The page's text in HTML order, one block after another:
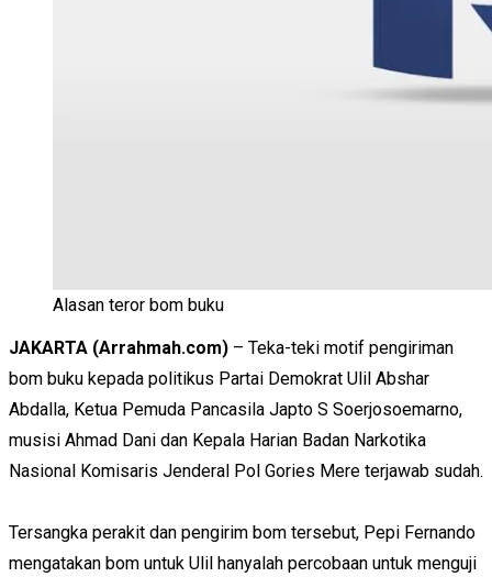
Alasan teror bom buku
JAKARTA (Arrahmah.com) – Teka-teki motif pengiriman
bom buku kepada politikus Partai Demokrat Ulil Abshar
Abdalla, Ketua Pemuda Pancasila Japto S Soerjosoemarno,
musisi Ahmad Dani dan Kepala Harian Badan Narkotika
Nasional Komisaris Jenderal Pol Gories Mere terjawab sudah.
Tersangka perakit dan pengirim bom tersebut, Pepi Fernando
mengatakan bom untuk Ulil hanyalah percobaan untuk menguji